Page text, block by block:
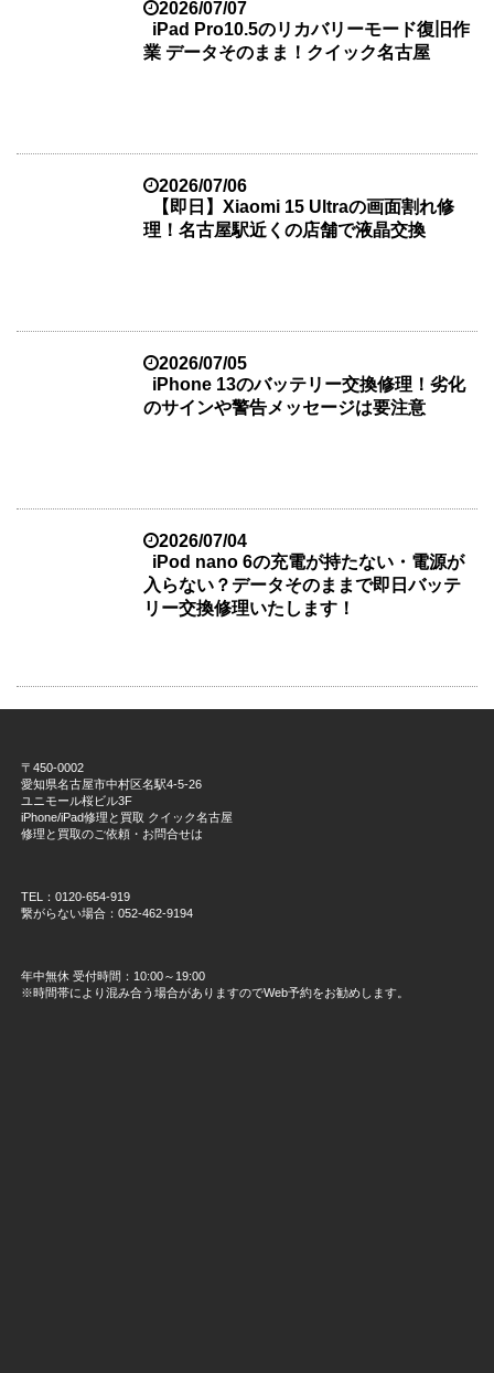
2026/07/07
iPad Pro10.5のリカバリーモード復旧作
業 データそのまま！クイック名古屋
2026/07/06
【即日】Xiaomi 15 Ultraの画面割れ修
理！名古屋駅近くの店舗で液晶交換
2026/07/05
iPhone 13のバッテリー交換修理！劣化
のサインや警告メッセージは要注意
2026/07/04
iPod nano 6の充電が持たない・電源が
入らない？データそのままで即日バッテ
リー交換修理いたします！
〒450-0002
愛知県名古屋市中村区名駅4-5-26
ユニモール桜ビル3F
iPhone/iPad修理と買取 クイック名古屋
修理と買取のご依頼・お問合せは
TEL：0120-654-919
繋がらない場合：052-462-9194
年中無休 受付時間：10:00～19:00
※時間帯により混み合う場合がありますのでWeb予約をお勧めします。